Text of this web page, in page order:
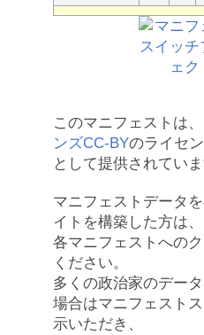
このマニフェストは、
ンズCC-BYのライセ
として提供されていま
マニフェストデータ
イトを構築した方は、
各マニフェストへの
ください。
多くの政治家のデー
場合はマニフェスト
示いただき、